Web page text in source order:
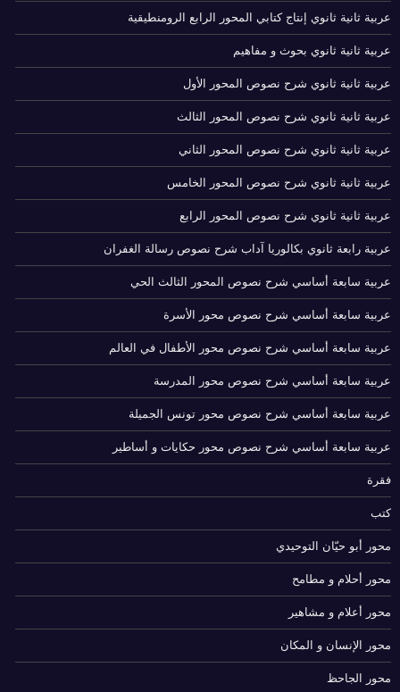
عربية ثانية ثانوي إنتاج كتابي المحور الرابع الرومنطيقية
عربية ثانية ثانوي بحوث و مفاهيم
عربية ثانية ثانوي شرح نصوص المحور الأول
عربية ثانية ثانوي شرح نصوص المحور الثالث
عربية ثانية ثانوي شرح نصوص المحور الثاني
عربية ثانية ثانوي شرح نصوص المحور الخامس
عربية ثانية ثانوي شرح نصوص المحور الرابع
عربية رابعة ثانوي بكالوريا آداب شرح نصوص رسالة الغفران
عربية سابعة أساسي شرح نصوص المحور الثالث الحي
عربية سابعة أساسي شرح نصوص محور الأسرة
عربية سابعة أساسي شرح نصوص محور الأطفال في العالم
عربية سابعة أساسي شرح نصوص محور المدرسة
عربية سابعة أساسي شرح نصوص محور تونس الجميلة
عربية سابعة أساسي شرح نصوص محور حكايات و أساطير
فقرة
كتب
محور أبو حيّان التوحيدي
محور أحلام و مطامح
محور أعلام و مشاهير
محور الإنسان و المكان
محور الجاحظ